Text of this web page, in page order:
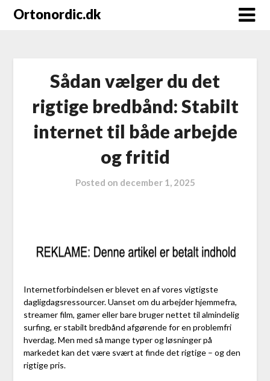
Ortonordic.dk
Sådan vælger du det
rigtige bredbånd: Stabilt
internet til både arbejde
og fritid
Posted on december 1, 2025
Internetforbindelsen er blevet en af vores vigtigste
dagligdagsressourcer. Uanset om du arbejder hjemmefra,
streamer film, gamer eller bare bruger nettet til almindelig
surfing, er stabilt bredbånd afgørende for en problemfri
hverdag. Men med så mange typer og løsninger på
markedet kan det være svært at finde det rigtige – og den
rigtige pris.